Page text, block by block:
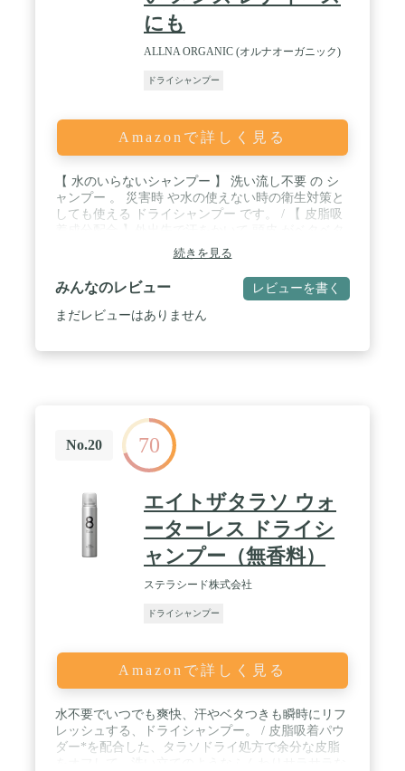
にも
ALLNA ORGANIC (オルナオーガニック)
ドライシャンプー
Amazonで詳しく見る
【 水のいらないシャンプー 】 洗い流し不要 の シ
ャンプー 。 災害時 や水の使えない時の衛生対策と
しても使える ドライシャンプー です。 / 【 皮脂吸
して気になる時も、髪を根本からさらふわに仕上げ
てくれて、頭皮がスッキリします。 / 【 髪のことを
考えた 無添加 】 オーガニック で刺激の少ない無添
加だから、 乾燥肌 、 敏感肌 の方にも。 / 【 爽やか
な香り 】植物アロマでボタニカルな香りに仕上げま
続きを見る
みんなのレビュー レビューを書く
まだレビューはありません
No.20 70
エイトザタラソ ウォ
ーターレス ドライシ
ャンプー（無香料）
ステラシード株式会社
ドライシャンプー
Amazonで詳しく見る
水不要でいつでも爽快、汗やベタつきも瞬時にリフ
レッシュする、ドライシャンプー。 / 皮脂吸着パウ
ダー*を配合した、タラソドライ処方で余分な皮脂